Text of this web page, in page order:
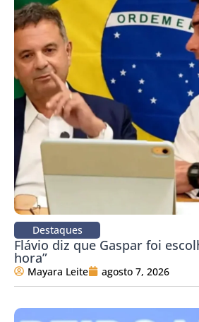
Destaques
Flávio diz que Gaspar foi
hora”
Mayara Leite agosto 7, 2026